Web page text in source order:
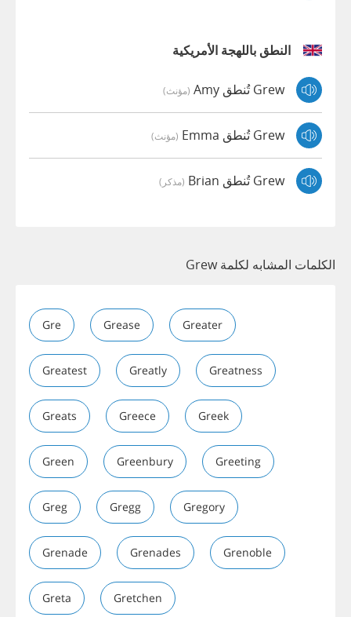
النطق باللهجة الأمريكية
Grew تُنطق Amy (مؤنث)
Grew تُنطق Emma (مؤنث)
Grew تُنطق Brian (مذكر)
الكلمات المشابه لكلمة Grew
Gre Grease Greater
Greatest Greatly Greatness
Greats Greece Greek
Green Greenbury Greeting
Greg Gregg Gregory
Grenade Grenades Grenoble
Greta Gretchen